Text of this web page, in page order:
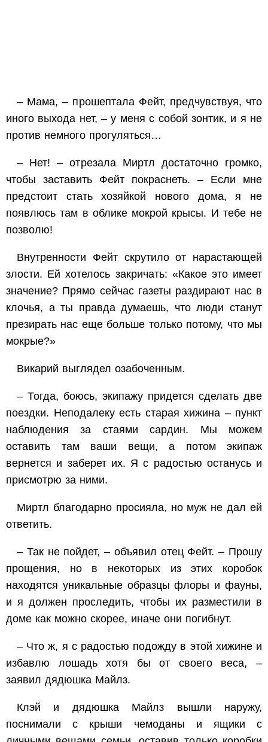
– Мама, – прошептала Фейт, предчувствуя, что
иного выхода нет, – у меня с собой зонтик, и я не
против немного прогуляться…
– Нет! – отрезала Миртл достаточно громко,
чтобы заставить Фейт покраснеть. – Если мне
предстоит стать хозяйкой нового дома, я не
появлюсь там в облике мокрой крысы. И тебе не
позволю!
Внутренности Фейт скрутило от нарастающей
злости. Ей хотелось закричать: «Какое это имеет
значение? Прямо сейчас газеты раздирают нас в
клочья, а ты правда думаешь, что люди станут
презирать нас еще больше только потому, что мы
мокрые?»
Викарий выглядел озабоченным.
– Тогда, боюсь, экипажу придется сделать две
поездки. Неподалеку есть старая хижина – пункт
наблюдения за стаями сардин. Мы можем
оставить там ваши вещи, а потом экипаж
вернется и заберет их. Я с радостью останусь и
присмотрю за ними.
Миртл благодарно просияла, но муж не дал ей
ответить.
– Так не пойдет, – объявил отец Фейт. – Прошу
прощения, но в некоторых из этих коробок
находятся уникальные образцы флоры и фауны,
и ядолжен проследить, чтобы их разместили в
доме как можно скорее, иначе они погибнут.
– Что ж, я с радостью подожду в этой хижине и
избавлю лошадь хотя бы от своеговеса, –
заявил дядюшка Майлз.
Клэй и дядюшка Майлз вышли наружу,
поснимали с крыши чемоданы и ящики с